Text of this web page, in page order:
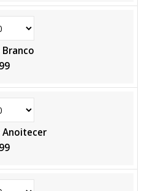
Branco
Anoitecer